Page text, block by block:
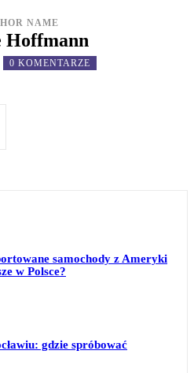
NAME
Hoffmann
0 KOMENTARZE
samochody z Ameryki
w Polsce?
gdzie spróbować